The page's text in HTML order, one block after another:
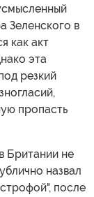
Зеленского в
как акт
эта
резкий
пропасть
Британии не
назвал
после